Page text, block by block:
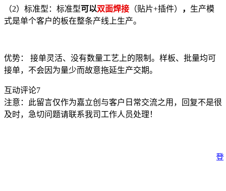
（2）标准型：标准型可以双面焊接 （贴片+插件） ， 生产模
式是单个客户的板在整条产线上生产。
优势： 接单灵活、没有数量工艺上的限制。样板、批量均可
接单，不会因为量少而故意拖延生产交期。
互动评论7
注意：此留言仅作为嘉立创与客户日常交流之用，回复不是很
及时，急切问题请联系我司工作人员处理！
登